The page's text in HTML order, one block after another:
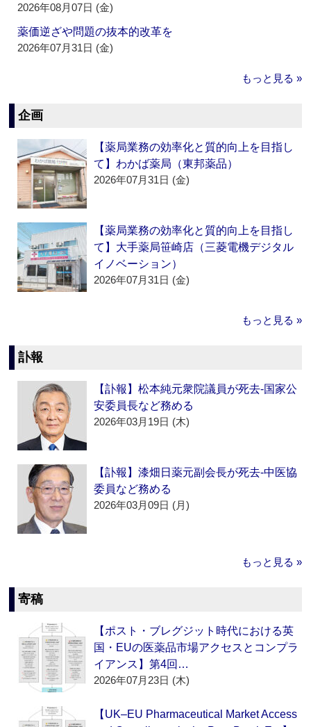
2026年08月07日 (金)
薬価逆ざや問題の抜本的改革を
2026年07月31日 (金)
もっと見る »
企画
【薬局業務の効率化と質的向上を目指し
て】わかば薬局（東邦薬品）
2026年07月31日 (金)
【薬局業務の効率化と質的向上を目指し
て】大手薬局笹崎店（三菱電機デジタル
イノベーション）
2026年07月31日 (金)
もっと見る »
訃報
【訃報】松本純元衆院議員が死去‐国家公
安委員長など務める
2026年03月19日 (木)
【訃報】漆畑日薬元副会長が死去‐中医協
委員など務める
2026年03月09日 (月)
もっと見る »
寄稿
【ポスト・ブレグジット時代における英
国・EUの医薬品市場アクセスとコンプラ
イアンス】第4回…
2026年07月23日 (木)
【UK–EU Pharmaceutical Market Access